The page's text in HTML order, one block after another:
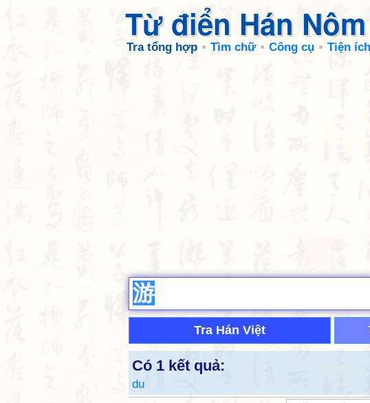
Từ điển Hán Nôm
Tra tổng hợp Tìm chữ Công cụ Tiện ích
Tra Hán Việt
Có 1 kết quả:
du